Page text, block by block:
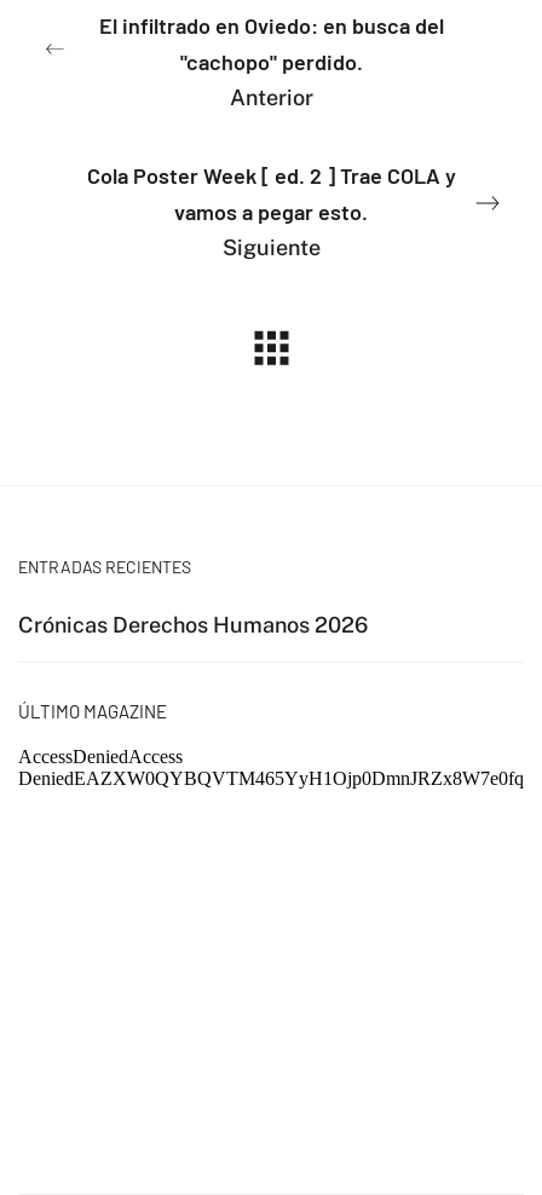
El infiltrado en Oviedo: en busca del
"cachopo" perdido.
Anterior
Cola Poster Week [ ed. 2 ] Trae COLA y
vamos a pegar esto.
Siguiente
ENTRADAS RECIENTES
Crónicas Derechos Humanos 2026
ÚLTIMO MAGAZINE